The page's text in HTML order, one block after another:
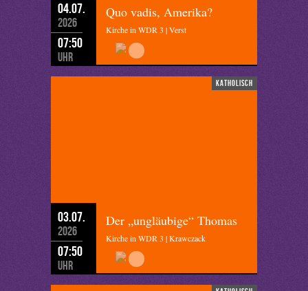
04.07.
2026
07:50
Uhr
Quo vadis, Amerika?
Kirche in WDR 3 | Verst
katholisch
03.07.
2026
07:50
Uhr
Der „ungläubige“ Thomas
Kirche in WDR 3 | Krawczack